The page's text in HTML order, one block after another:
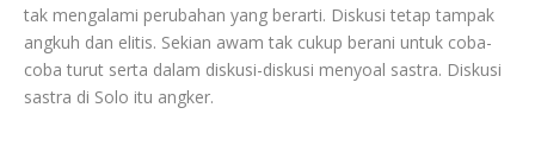
tak mengalami perubahan yang berarti. Diskusi tetap tampak
angkuh dan elitis. Sekian awam tak cukup berani untuk coba-
coba turut serta dalam diskusi-diskusi menyoal sastra. Diskusi
sastra di Solo itu angker.